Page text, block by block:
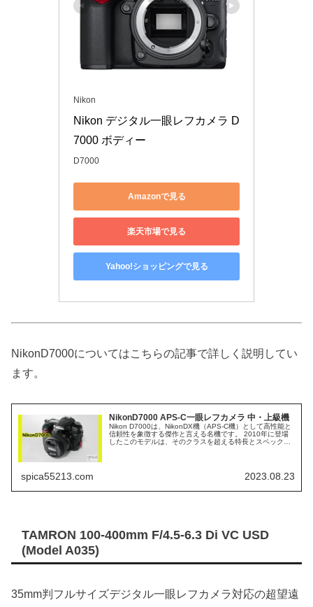
Nikon
Nikon デジタル一眼レフカメラ D
7000 ボディー
D7000
Amazonで見る
楽天市場で見る
Yahoo!ショッピングで見る
NikonD7000についてはこちらの記事で詳しく説明してい
ます。
NikonD7000 APS-C一眼レフカメラ 中・上級機
Nikon D7000は、NikonDX機（APS-C機）として高性能と
信頼性を象徴する傑作と言える名機です。 2010年に登場
したこのモデルは、そのクラスを超える特長とスペックで
spica55213.com 2023.08.23
TAMRON 100-400mm F/4.5-6.3 Di VC USD
(Model A035)
35mm判フルサイズデジタル一眼レフカメラ対応の超望遠